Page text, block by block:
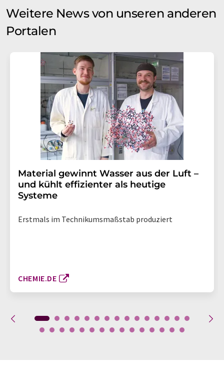
Weitere News von unseren anderen
Portalen
Material gewinnt Wasser aus der Luft –
und kühlt effizienter als heutige
Systeme
Erstmals im Technikumsmaßstab produziert
CHEMIE.DE